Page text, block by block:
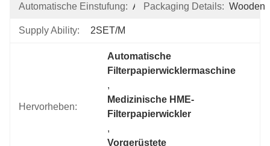
Automatische Einstufung: Automatisch
Packaging Details: Wooden
Supply Ability: 2SET/M
Hervorheben:
Automatische
Filterpapierwicklermaschine
,
Medizinische HME-
Filterpapierwickler
,
Vorgerüstete